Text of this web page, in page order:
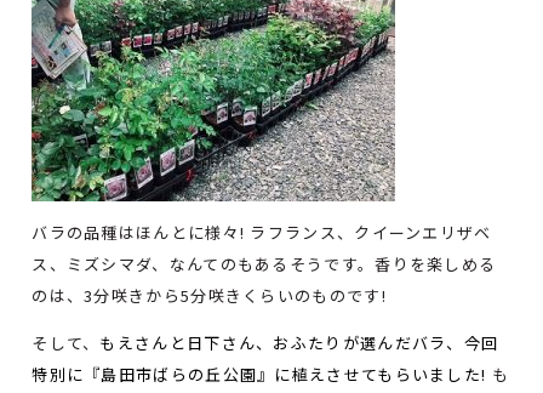
バラの品種はほんとに様々! ラフランス、クイーンエリザベ
ス、ミズシマダ、なんてのもあるそうです。香りを楽しめる
のは、3分咲きから5分咲きくらいのものです!
そして、 もえさんと日下さん、おふたりが選んだバラ、今回
特別に『島田市ばらの丘公園』に植えさせてもらいました! も